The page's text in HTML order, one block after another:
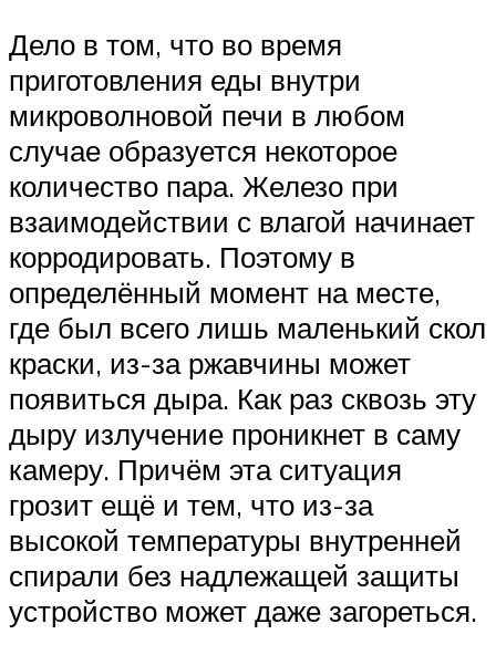
Дело в том, что во время
приготовления еды внутри
микроволновой печи в любом
случае образуется некоторое
количество пара. Железо при
взаимодействии с влагой начинает
корродировать. Поэтому в
определённый момент на месте,
где был всего лишь маленький скол
краски, из-за ржавчины может
появиться дыра. Как раз сквозь эту
дыру излучение проникнет в саму
камеру. Причём эта ситуация
грозит ещё и тем, что из-за
высокой температуры внутренней
спирали без надлежащей защиты
устройство может даже загореться.